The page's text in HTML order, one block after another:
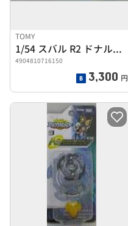
TOMY
1/54 スバル R2 ドナルドダック
4904810716150
3,300 円